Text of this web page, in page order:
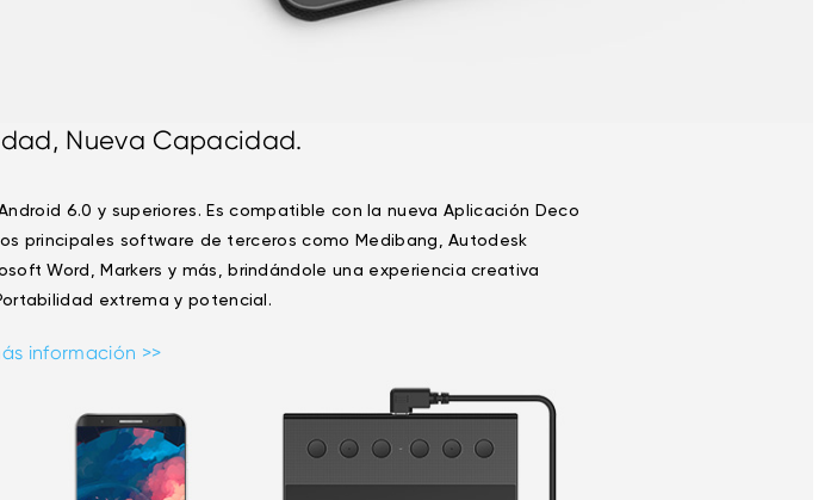
Nueva Capacidad.
6.0 y superiores. Es compatible con la nueva Aplicación Deco
principales software de terceros como Medibang, Autodesk
Word, Markers y más, brindándole una experiencia creativa
extrema y potencial.
información >>